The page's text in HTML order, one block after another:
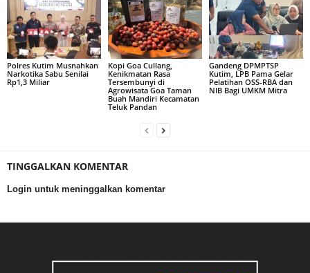
Polres Kutim Musnahkan
Narkotika Sabu Senilai
Rp1,3 Miliar
Kopi Goa Cullang,
Kenikmatan Rasa
Tersembunyi di
Agrowisata Goa Taman
Buah Mandiri Kecamatan
Teluk Pandan
Gandeng DPMPTSP
Kutim, LPB Pama Gelar
Pelatihan OSS-RBA dan
NIB Bagi UMKM Mitra
TINGGALKAN KOMENTAR
Login untuk meninggalkan komentar